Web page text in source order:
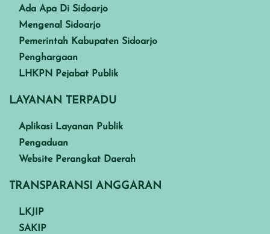
Ada Apa Di Sidoarjo
Mengenal Sidoarjo
Pemerintah Kabupaten Sidoarjo
Penghargaan
LHKPN Pejabat Publik
LAYANAN TERPADU
Aplikasi Layanan Publik
Pengaduan
Website Perangkat Daerah
TRANSPARANSI ANGGARAN
LKJIP
SAKIP